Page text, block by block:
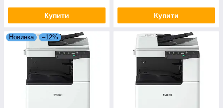
Купити Купити
Новинка –12%